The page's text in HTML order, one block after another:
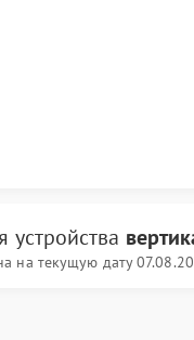
устройства
на текущую дату